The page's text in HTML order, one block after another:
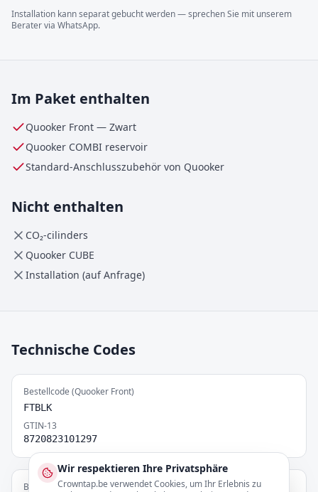
Installation kann separat gebucht werden — sprechen Sie mit unserem
Berater via WhatsApp.
Im Paket enthalten
Quooker Front — Zwart
Quooker COMBI reservoir
Standard-Anschlusszubehör von Quooker
Nicht enthalten
CO₂-cilinders
Quooker CUBE
Installation (auf Anfrage)
Technische Codes
Bestellcode (Quooker Front)
FTBLK
GTIN-13
8720823101297
Bestellcode (Reservoir COMBI)
Wir respektieren Ihre Privatsphäre
Crowntap.be verwendet Cookies, um Ihr Erlebnis zu